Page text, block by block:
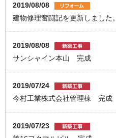
2019/08/08
建物修理奮闘記を更新しました。
2019/08/08
サンシャイン本山 完成
2019/07/24
今村工業株式会社管理棟 完成
2019/07/23